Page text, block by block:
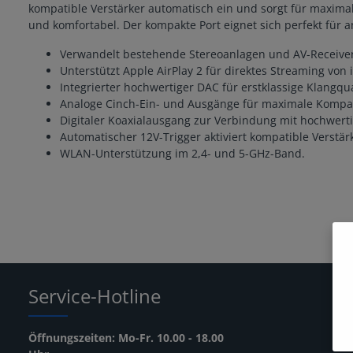
kompatible Verstärker automatisch ein und sorgt für
und komfortabel. Der kompakte Port eignet sich perfekt für
Verwandelt bestehende Stereoanlagen und AV-
Unterstützt Apple AirPlay 2 für direktes Streaming von
Integrierter hochwertiger DAC für erstklassige
Analoge Cinch-Ein- und Ausgänge für maximale
Digitaler Koaxialausgang zur Verbindung mit
Automatischer 12V-Trigger aktiviert kompatible
WLAN-Unterstützung im 2,4- und 5-GHz-Band.
Service-Hotline
Öffnungszeiten: Mo-Fr. 10.00 - 18.00